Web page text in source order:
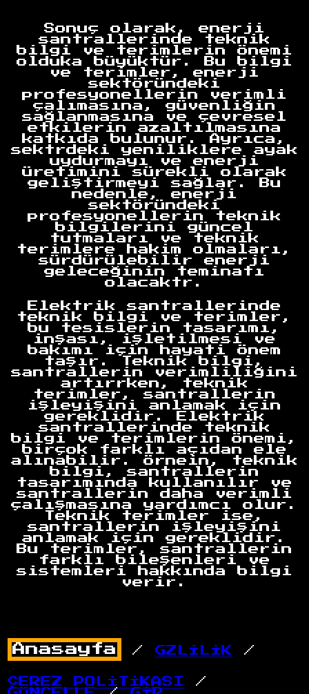
Sonuç olarak, enerji
santrallerinde teknik
bilgi ve terimlerin önemi
olduka büyüktür. Bu bilgi
ve terimler, enerji
sektöründeki
profesyonellerin verimli
çalımasına, güvenliğin
sağlanmasına ve çevresel
etkilerin azaltılmasına
katkıda bulunur. Ayrıca,
sektrdeki yeniliklere ayak
uydurmayı ve enerji
üretimini sürekli olarak
geliştirmeyi sağlar. Bu
nedenle, enerji
sektöründeki
profesyonellerin teknik
bilgilerini güncel
tutmaları ve teknik
terimlere hakim olmaları,
sürdürülebilir enerji
geleceğinin teminatı
olacaktr.
Elektrik santrallerinde
teknik bilgi ve terimler,
bu tesislerin tasarımı,
inşası, işletilmesi ve
bakımı için hayati önem
taşır. Teknik bilgi,
santrallerin verimliliğini
artırrken, teknik
terimler, santrallerin
işleyişini anlamak için
gereklidir. Elektrik
santrallerinde teknik
bilgi ve terimlerin önemi,
birçok farklı açıdan ele
alınabilir. Örnein, teknik
bilgi, santrallerin
tasarımında kullanılır ve
santrallerin daha verimli
çalışmasına yardımcı olur.
Teknik terimler ise,
santrallerin işleyişini
anlamak için gereklidir.
Bu terimler, santrallerin
farklı bileşenleri ve
sistemleri hakkında bilgi
verir.
Anasayfa
/ GZLİLİK /
ÇEREZ POLİTİKASI
/